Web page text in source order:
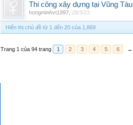
Thi công xây dựng tại Vũng Tàu
hongminhvt1997 28/3/23
Hiển thị chủ đề từ 1 đến 20 của 1,869
Trang 1 của 94 trang 1 2 3 4 5 6 →